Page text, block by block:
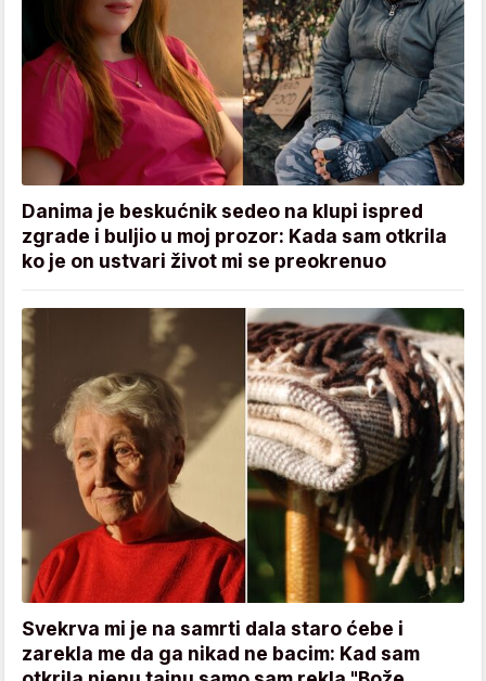
Danima je beskućnik sedeo na klupi ispred
zgrade i buljio u moj prozor: Kada sam otkrila
ko je on ustvari život mi se preokrenuo
Svekrva mi je na samrti dala staro ćebe i
zarekla me da ga nikad ne bacim: Kad sam